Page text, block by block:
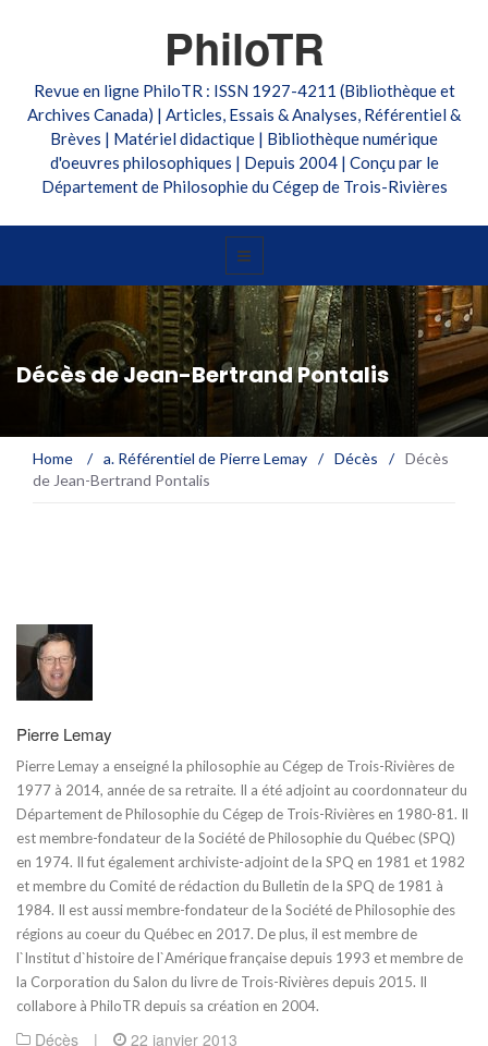
PhiloTR
Revue en ligne PhiloTR : ISSN 1927-4211 (Bibliothèque et
Archives Canada) | Articles, Essais & Analyses, Référentiel &
Brèves | Matériel didactique | Bibliothèque numérique
d'oeuvres philosophiques | Depuis 2004 | Conçu par le
Département de Philosophie du Cégep de Trois-Rivières
Décès de Jean-Bertrand Pontalis
Home / a. Référentiel de Pierre Lemay / Décès / Décès
de Jean-Bertrand Pontalis
Pierre Lemay
Pierre Lemay a enseigné la philosophie au Cégep de Trois-Rivières de
1977 à 2014, année de sa retraite. Il a été adjoint au coordonnateur du
Département de Philosophie du Cégep de Trois-Rivières en 1980-81. Il
est membre-fondateur de la Société de Philosophie du Québec (SPQ)
en 1974. Il fut également archiviste-adjoint de la SPQ en 1981 et 1982
et membre du Comité de rédaction du Bulletin de la SPQ de 1981 à
1984. Il est aussi membre-fondateur de la Société de Philosophie des
régions au coeur du Québec en 2017. De plus, il est membre de
l`Institut d`histoire de l`Amérique française depuis 1993 et membre de
la Corporation du Salon du livre de Trois-Rivières depuis 2015. Il
collabore à PhiloTR depuis sa création en 2004.
Décès | 22 janvier 2013